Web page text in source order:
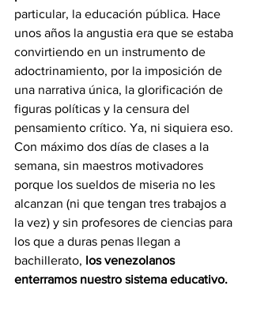
particular, la educación pública. Hace
unos años la angustia era que se estaba
convirtiendo en un instrumento de
adoctrinamiento, por la imposición de
una narrativa única, la glorificación de
figuras políticas y la censura del
pensamiento crítico. Ya, ni siquiera eso.
Con máximo dos días de clases a la
semana, sin maestros motivadores
porque los sueldos de miseria no les
alcanzan (ni que tengan tres trabajos a
la vez) y sin profesores de ciencias para
los que a duras penas llegan a
bachillerato, los venezolanos
enterramos nuestro sistema educativo.